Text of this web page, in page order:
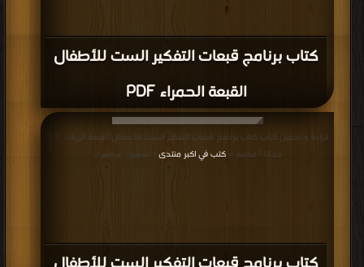
كتاب برنامج قبعات التفكير الست للأطفال
القبعة الحمراء PDF
مجانا | مكتبة > كتب في اكبر منتدى | التحميل : مرة/مرات